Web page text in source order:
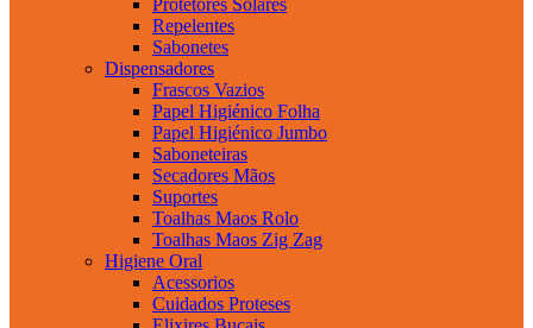
Repelentes
Sabonetes
Dispensadores
Frascos Vazios
Papel Higiénico Folha
Papel Higiénico Jumbo
Saboneteiras
Secadores Mãos
Suportes
Toalhas Maos Rolo
Toalhas Maos Zig Zag
Higiene Oral
Acessorios
Cuidados Proteses